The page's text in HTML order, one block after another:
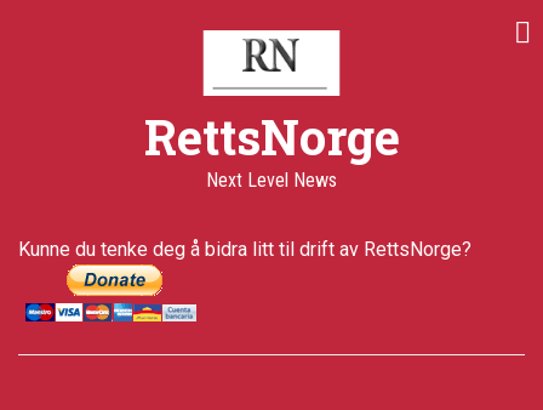
RettsNorge
Next Level News
Kunne du tenke deg å bidra litt til drift av RettsNorge?